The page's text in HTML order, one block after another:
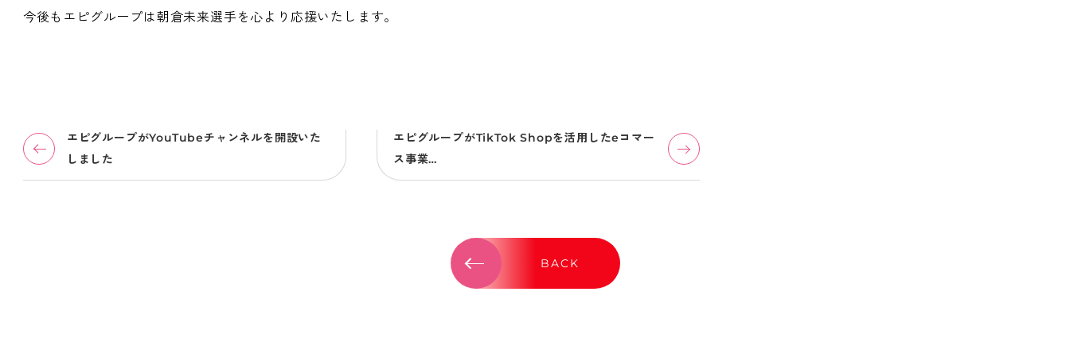
今後もエピグループは朝倉未来選手を心より応援いたします。
エピグループがYouTubeチャンネルを開設いた
しました
エピグループがTikTok Shopを活用したeコマー
ス事業…
BACK